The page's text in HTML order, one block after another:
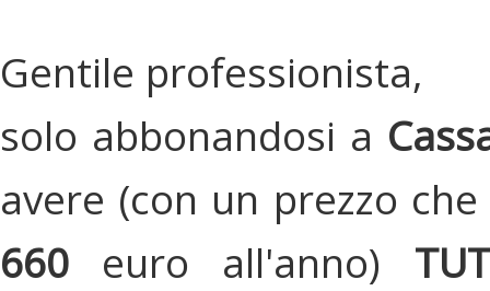
Gentile professionista,
solo abbonandosi a
avere (con un prezzo
660 euro all'anno)